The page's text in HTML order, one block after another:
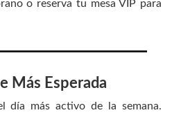
o reserva tu mesa VIP para
Más Esperada
día más activo de la semana.